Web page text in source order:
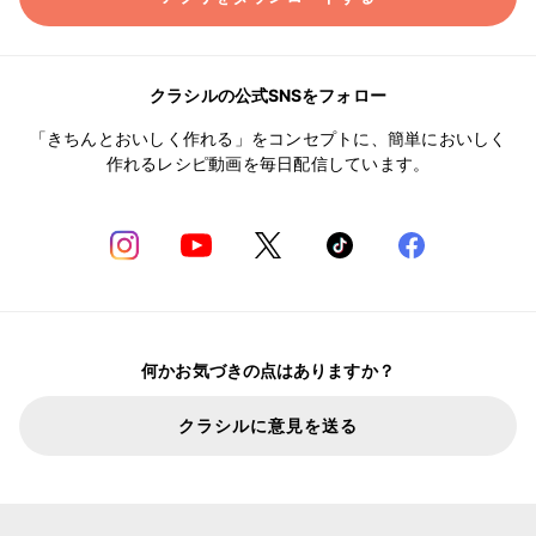
クラシルの公式SNSをフォロー
「きちんとおいしく作れる」をコンセプトに、簡単においしく
作れるレシピ動画を毎日配信しています。
何かお気づきの点はありますか？
クラシルに意見を送る